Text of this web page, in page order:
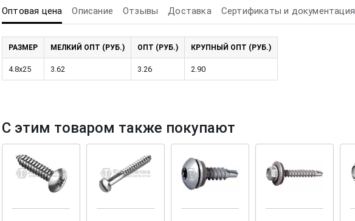
Ликвидация остатков!
Саморезы кровельные HKR-R
HARPOON EURO
Крепление террас и фасадов
Оптовая цена Описание Отзывы Доставка Сертификаты и документация
РАЗМЕР МЕЛКИЙ ОПТ (РУБ.) ОПТ (РУБ.) КРУПНЫЙ ОПТ (РУБ.)
4.8x25 3.62 3.26 2.90
С этим товаром также покупают